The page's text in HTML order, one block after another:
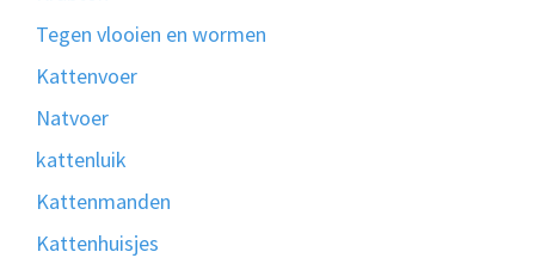
Tegen vlooien en wormen
Kattenvoer
Natvoer
kattenluik
Kattenmanden
Kattenhuisjes